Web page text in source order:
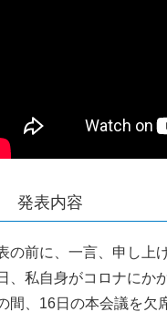
発表内容
の前に、一言、申し上
、私自身がコロナにか
間、16日の本会議を欠